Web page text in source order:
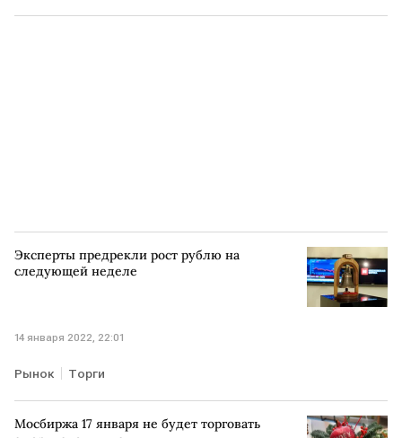
Эксперты предрекли рост рублю на
следующей неделе
14 января 2022, 22:01
Рынок Торги
Мосбиржа 17 января не будет торговать